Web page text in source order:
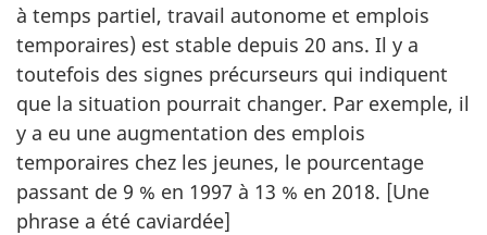
à temps partiel, travail autonome et emplois
temporaires) est stable depuis 20 ans. Il y a
toutefois des signes précurseurs qui indiquent
que la situation pourrait changer. Par exemple, il
y a eu une augmentation des emplois
temporaires chez les jeunes, le pourcentage
passant de 9 % en 1997 à 13 % en 2018. [Une
phrase a été caviardée]